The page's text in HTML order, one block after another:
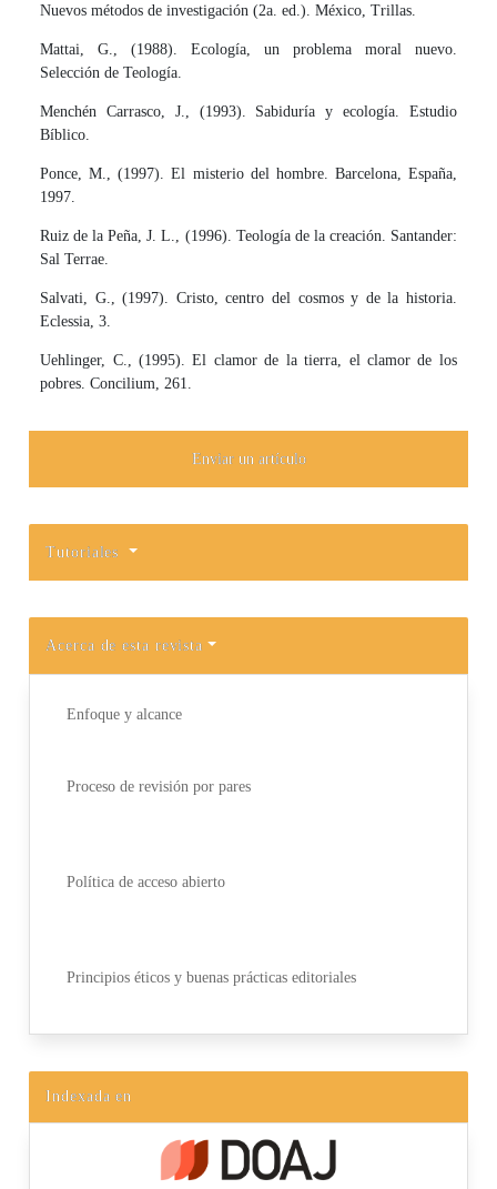
Nuevos métodos de investigación (2a. ed.). México, Trillas.
Mattai, G., (1988). Ecología, un problema moral nuevo.
Selección de Teología.
Menchén Carrasco, J., (1993). Sabiduría y ecología. Estudio
Bíblico.
Ponce, M., (1997). El misterio del hombre. Barcelona, España,
1997.
Ruiz de la Peña, J. L., (1996). Teología de la creación. Santander:
Sal Terrae.
Salvati, G., (1997). Cristo, centro del cosmos y de la historia.
Eclessia, 3.
Uehlinger, C., (1995). El clamor de la tierra, el clamor de los
pobres. Concilium, 261.
Enviar un artículo
Tutoriales
Acerca de esta revista
Enfoque y alcance
Proceso de revisión por pares
Política de acceso abierto
Principios éticos y buenas prácticas editoriales
Indexada en